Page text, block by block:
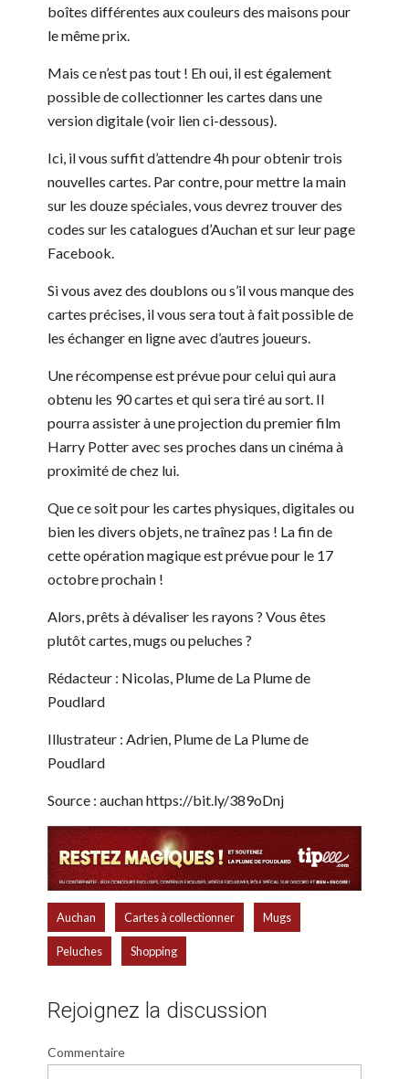
boîtes différentes aux couleurs des maisons pour
le même prix.
Mais ce n’est pas tout ! Eh oui, il est également
possible de collectionner les cartes dans une
version digitale (voir lien ci-dessous).
Ici, il vous suffit d’attendre 4h pour obtenir trois
nouvelles cartes. Par contre, pour mettre la main
sur les douze spéciales, vous devrez trouver des
codes sur les catalogues d’Auchan et sur leur page
Facebook.
Si vous avez des doublons ou s’il vous manque des
cartes précises, il vous sera tout à fait possible de
les échanger en ligne avec d’autres joueurs.
Une récompense est prévue pour celui qui aura
obtenu les 90 cartes et qui sera tiré au sort. Il
pourra assister à une projection du premier film
Harry Potter avec ses proches dans un cinéma à
proximité de chez lui.
Que ce soit pour les cartes physiques, digitales ou
bien les divers objets, ne traînez pas ! La fin de
cette opération magique est prévue pour le 17
octobre prochain !
Alors, prêts à dévaliser les rayons ? Vous êtes
plutôt cartes, mugs ou peluches ?
Rédacteur : Nicolas, Plume de La Plume de
Poudlard
Illustrateur : Adrien, Plume de La Plume de
Poudlard
Source : auchan https://bit.ly/389oDnj
Auchan Cartes à collectionner Mugs
Peluches Shopping
Rejoignez la discussion
Commentaire